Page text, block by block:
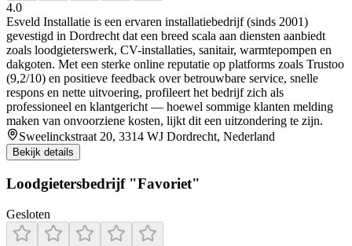
4.0
Esveld Installatie is een ervaren installatiebedrijf (sinds 2001)
gevestigd in Dordrecht dat een breed scala aan diensten aanbiedt
zoals loodgieterswerk, CV-installaties, sanitair, warmtepompen en
dakgoten. Met een sterke online reputatie op platforms zoals Trustoo
(9,2/10) en positieve feedback over betrouwbare service, snelle
respons en nette uitvoering, profileert het bedrijf zich als
professioneel en klantgericht — hoewel sommige klanten melding
maken van onvoorziene kosten, lijkt dit een uitzondering te zijn.
Sweelinckstraat 20, 3314 WJ Dordrecht, Nederland
Bekijk details
Loodgietersbedrijf "Favoriet"
Gesloten